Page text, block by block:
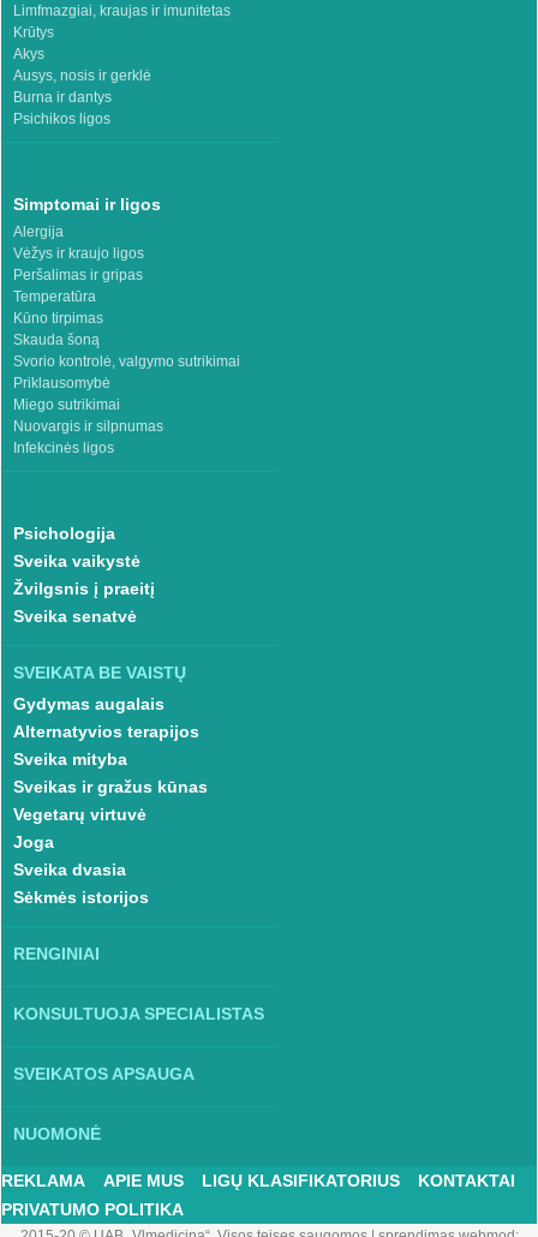
Limfmazgiai, kraujas ir imunitetas
Krūtys
Akys
Ausys, nosis ir gerklė
Burna ir dantys
Psichikos ligos
Simptomai ir ligos
Alergija
Vėžys ir kraujo ligos
Peršalimas ir gripas
Temperatūra
Kūno tirpimas
Skauda šoną
Svorio kontrolė, valgymo sutrikimai
Priklausomybė
Miego sutrikimai
Nuovargis ir silpnumas
Infekcinės ligos
Psichologija
Sveika vaikystė
Žvilgsnis į praeitį
Sveika senatvė
SVEIKATA BE VAISTŲ
Gydymas augalais
Alternatyvios terapijos
Sveika mityba
Sveikas ir gražus kūnas
Vegetarų virtuvė
Joga
Sveika dvasia
Sėkmės istorijos
RENGINIAI
KONSULTUOJA SPECIALISTAS
SVEIKATOS APSAUGA
NUOMONĖ
REKLAMA APIE MUS LIGŲ KLASIFIKATORIUS
KONTAKTAI
PRIVATUMO POLITIKA